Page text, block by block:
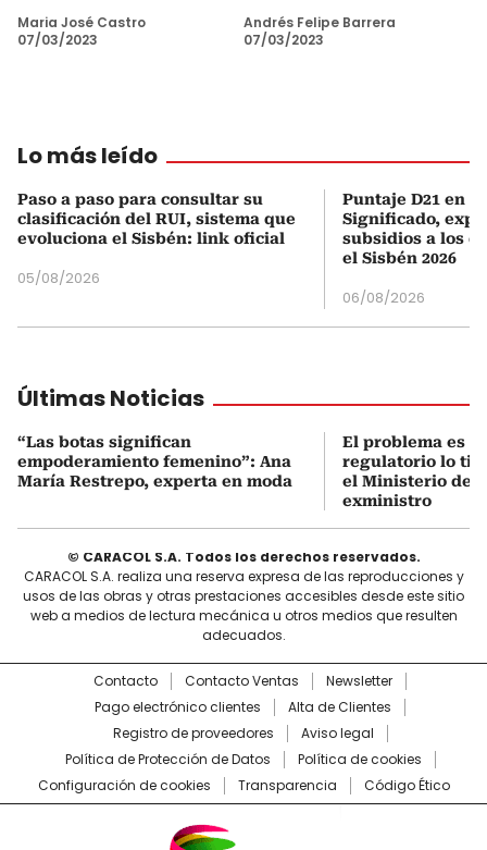
Maria José Castro
07/03/2023
Andrés Felipe Barrera
07/03/2023
Lo más leído
Paso a paso para consultar su
clasificación del RUI, sistema que
evoluciona el Sisbén: link oficial
05/08/2026
Puntaje D21 en
Significado,
subsidios a los
el Sisbén 2026
06/08/2026
Últimas Noticias
“Las botas significan
empoderamiento femenino”: Ana
María Restrepo, experta en moda
El problema es
regulatorio lo
el Ministerio de
exministro
© CARACOL S.A. Todos los derechos reservados.
CARACOL S.A. realiza una reserva expresa de las reproducciones y
usos de las obras y otras prestaciones accesibles desde este sitio
web a medios de lectura mecánica u otros medios que resulten
adecuados.
Contacto Contacto Ventas
Newsletter
Pago electrónico clientes
Alta de Clientes
Registro de proveedores
Aviso legal
Política de Protección de Datos
Política de cookies
Configuración de cookies
Transparencia Código Ético